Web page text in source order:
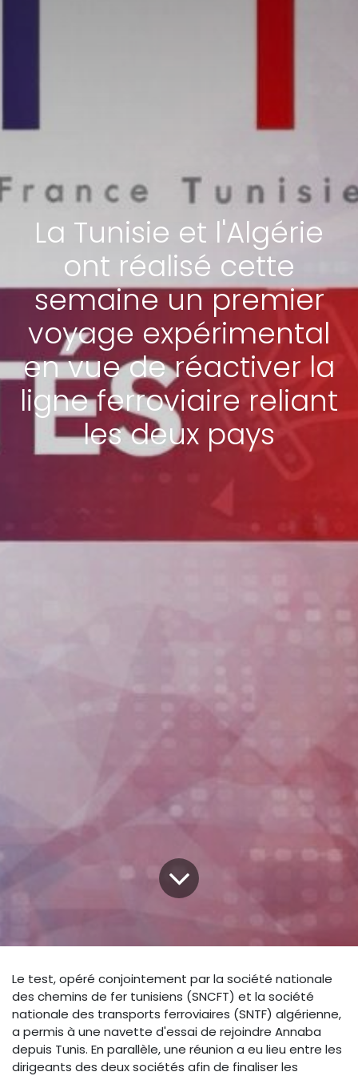
La Tunisie et l'Algérie
ont réalisé cette
semaine un premier
voyage expérimental
en vue de réactiver la
ligne ferroviaire reliant
les deux pays
Le test, opéré conjointement par la société nationale
des chemins de fer tunisiens (SNCFT) et la société
nationale des transports ferroviaires (SNTF) algérienne,
a permis à une navette d'essai de rejoindre Annaba
depuis Tunis. En parallèle, une réunion a eu lieu entre les
dirigeants des deux sociétés afin de finaliser les